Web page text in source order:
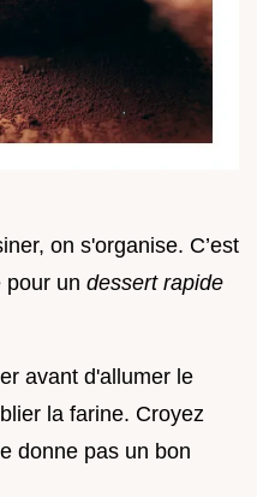
on s'organise. C’est
pour un dessert rapide
avant d'allumer le
la farine. Croyez
donne pas un bon